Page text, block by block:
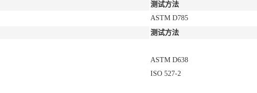
测试方法
ASTM D785
测试方法
ASTM D638
ISO 527-2